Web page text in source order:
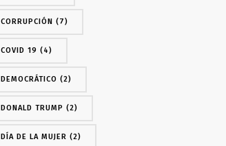
CORRUPCIÓN (7)
COVID 19 (4)
DEMOCRÁTICO (2)
DONALD TRUMP (2)
DÍA DE LA MUJER (2)